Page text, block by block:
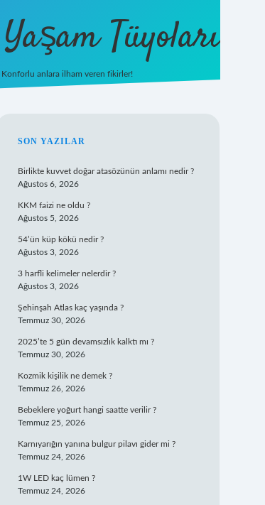
Tüyoları
Konforlu anlara ilham veren fikirler!
SIDEBAR
SON YAZILAR
Birlikte kuvvet doğar atasözünün anlamı nedir ?
Ağustos 6, 2026
KKM faizi ne oldu ?
Ağustos 5, 2026
54’ün küp kökü nedir ?
Ağustos 3, 2026
3 harfli kelimeler nelerdir ?
Ağustos 3, 2026
Şehinşah Atlas kaç yaşında ?
Temmuz 30, 2026
2025’te 5 gün devamsızlık kalktı mı ?
Temmuz 30, 2026
Kozmik kişilik ne demek ?
Temmuz 26, 2026
Bebeklere yoğurt hangi saatte verilir ?
Temmuz 25, 2026
Karnıyarığın yanına bulgur pilavı gider mi ?
Temmuz 24, 2026
1W LED kaç lümen ?
Temmuz 24, 2026